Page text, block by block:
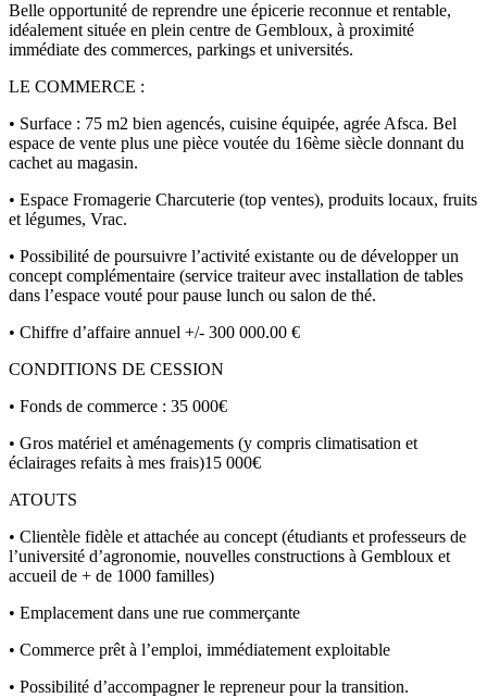
Belle opportunité de reprendre une épicerie reconnue et rentable,
idéalement située en plein centre de Gembloux, à proximité
immédiate des commerces, parkings et universités.
LE COMMERCE :
• Surface : 75 m2 bien agencés, cuisine équipée, agrée Afsca. Bel
espace de vente plus une pièce voutée du 16ème siècle donnant du
cachet au magasin.
• Espace Fromagerie Charcuterie (top ventes), produits locaux, fruits
et légumes, Vrac.
• Possibilité de poursuivre l’activité existante ou de développer un
concept complémentaire (service traiteur avec installation de tables
dans l’espace vouté pour pause lunch ou salon de thé.
• Chiffre d’affaire annuel +/- 300 000.00 €
CONDITIONS DE CESSION
• Fonds de commerce : 35 000€
• Gros matériel et aménagements (y compris climatisation et
éclairages refaits à mes frais)15 000€
ATOUTS
• Clientèle fidèle et attachée au concept (étudiants et professeurs de
l’université d’agronomie, nouvelles constructions à Gembloux et
accueil de + de 1000 familles)
• Emplacement dans une rue commerçante
• Commerce prêt à l’emploi, immédiatement exploitable
• Possibilité d’accompagner le repreneur pour la transition.